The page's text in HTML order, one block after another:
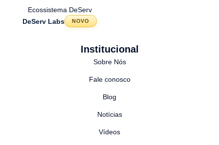
Ecossistema DeServ
DeServ Labs
NOVO
Institucional
Sobre Nós
Fale conosco
Blog
Notícias
Vídeos